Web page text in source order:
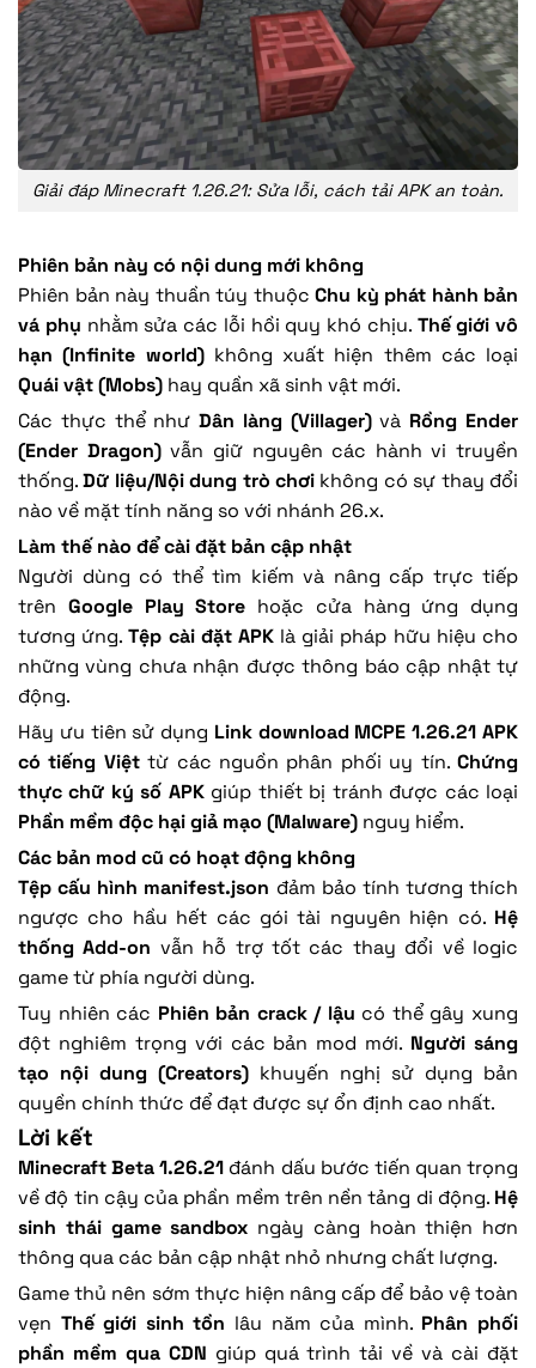
Giải đáp Minecraft 1.26.21: Sửa lỗi, cách tải APK an toàn.
Phiên bản này có nội dung mới không
Phiên bản này thuần túy thuộc Chu kỳ phát hành bản
vá phụ nhằm sửa các lỗi hồi quy khó chịu. Thế giới vô
hạn (Infinite world)không xuất hiện thêm các loại
Quái vật (Mobs) hay quần xã sinh vật mới.
Các thực thể nhưDân làng (Villager)và Rồng Ender
(Ender Dragon)vẫn giữ nguyên các hành vi truyền
thống.Dữ liệu/Nội dung trò chơi không có sự thay đổi
nào về mặt tính năng so với nhánh 26.x.
Làm thế nào để cài đặt bản cập nhật
Người dùng có thể tìm kiếm và nâng cấp trực tiếp
trên Google Play Store hoặc cửa hàng ứng dụng
tương ứng.Tệp cài đặt APKlà giải pháp hữu hiệu cho
những vùng chưa nhận được thông báo cập nhật tự
động.
Hãy ưu tiên sử dụng Link download MCPE 1.26.21 APK
có tiếng Việttừ các nguồn phân phối uy tín.Chứng
thực chữ ký số APKgiúp thiết bị tránh được các loại
Phần mềm độc hại giả mạo (Malware) nguy hiểm.
Các bản mod cũ có hoạt động không
Tệp cấu hình manifest.json đảm bảo tính tương thích
ngược cho hầu hết các gói tài nguyên hiện có. Hệ
thống Add-on vẫn hỗ trợ tốt các thay đổi về logic
game từ phía người dùng.
Tuy nhiên các Phiên bản crack / lậu có thể gây xung
đột nghiêm trọng với các bản mod mới. Người sáng
tạo nội dung (Creators) khuyến nghị sử dụng bản
quyền chính thức để đạt được sự ổn định cao nhất.
Lời kết
Minecraft Beta 1.26.21 đánh dấu bước tiến quan trọng
về độ tin cậy của phần mềm trên nền tảng di động. Hệ
sinh thái game sandbox ngày càng hoàn thiện hơn
thông qua các bản cập nhật nhỏ nhưng chất lượng.
Game thủ nên sớm thực hiện nâng cấp để bảo vệ toàn
vẹn Thế giới sinh tồn lâu năm của mình. Phân phối
phần mềm qua CDN giúp quá trình tải về và cài đặt